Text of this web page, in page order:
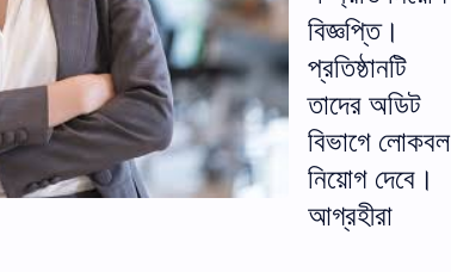
বিজ্ঞপ্তি।
প্রতিষ্ঠানটি
তাদের অডিট
বিভাগে লোকবল
নিয়োগ দেবে।
আগ্রহীরা